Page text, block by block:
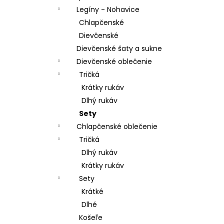
Legíny - Nohavice
Chlapčenské
Dievčenské
Dievčenské šaty a sukne
Dievčenské oblečenie
Tričká
Krátky rukáv
Dlhý rukáv
Sety
Chlapčenské oblečenie
Tričká
Dlhý rukáv
Krátky rukáv
Sety
Krátké
Dlhé
Košeľe